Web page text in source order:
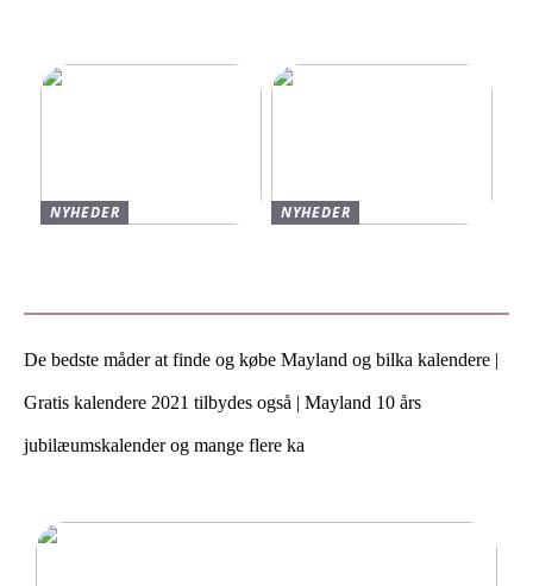
NYHEDER
NYHEDER
De bedste måder at finde og købe Mayland og bilka kalendere |
Gratis kalendere 2021 tilbydes også | Mayland 10 års
jubilæumskalender og mange flere ka